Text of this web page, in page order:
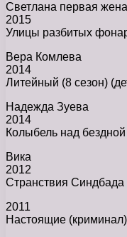
Светлана первая
2015
Улицы разбитых
Вера Комлева
2014
Литейный (8 сезон)
Надежда Зуева
2014
Колыбель над
Вика
2012
Странствия Синдбада
2011
Настоящие (криминал)